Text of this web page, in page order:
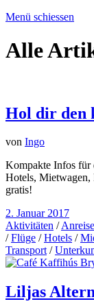
Menü schiessen
Alle
Hol dir den
von Ingo
Kompakte Infos für
Hotels, Mietwagen,
gratis!
2. Januar 2017
Aktivitäten /Anreise
/Flüge /Hotels /
Transport/
Liljas